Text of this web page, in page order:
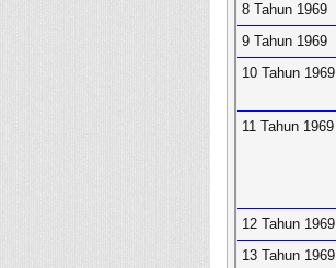
8 Tahun 1969
9 Tahun 1969
10 Tahun 1969
11 Tahun 1969
12 Tahun 1969
13 Tahun 1969